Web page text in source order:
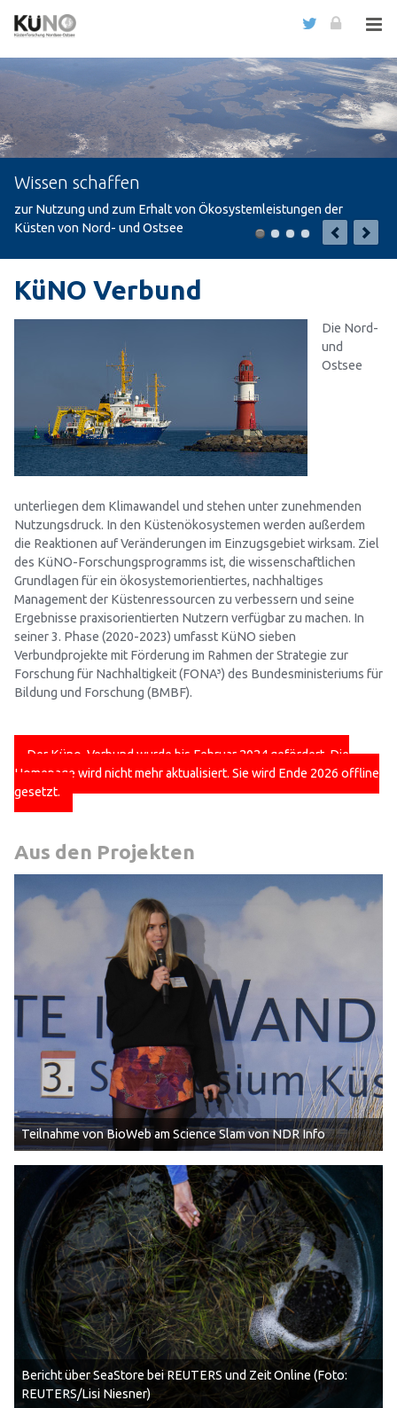
Wissen schaffen
zur Nutzung und zum Erhalt von Ökosystemleistungen der
Küsten von Nord- und Ostsee
KüNO Verbund
Die Nord-
und
Ostsee
unterliegen dem Klimawandel und stehen unter zunehmenden
Nutzungsdruck. In den Küstenökosystemen werden außerdem
die Reaktionen auf Veränderungen im Einzugsgebiet wirksam. Ziel
des KüNO-Forschungsprogramms ist, die wissenschaftlichen
Grundlagen für ein ökosystemorientiertes, nachhaltiges
Management der Küstenressourcen zu verbessern und seine
Ergebnisse praxisorientierten Nutzern verfügbar zu machen. In
seiner 3. Phase (2020-2023) umfasst KüNO sieben
Verbundprojekte mit Förderung im Rahmen der Strategie zur
Forschung für Nachhaltigkeit (FONA³) des Bundesministeriums für
Bildung und Forschung (BMBF).
Der Küno-Verbund wurde bis Februar 2024 gefördert. Die
Homepage wird nicht mehr aktualisiert. Sie wird Ende 2026 offline
gesetzt.
Aus den Projekten
Teilnahme von BioWeb am Science Slam von NDR Info
Bericht über SeaStore bei REUTERS und Zeit Online (Foto:
REUTERS/Lisi Niesner)